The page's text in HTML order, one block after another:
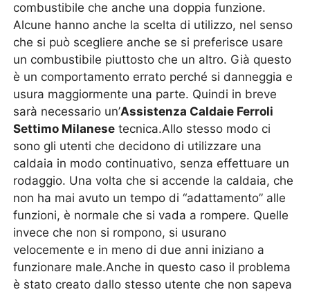
combustibile che anche una doppia funzione.
Alcune hanno anche la scelta di utilizzo, nel senso
che si può scegliere anche se si preferisce usare
un combustibile piuttosto che un altro. Già questo
è un comportamento errato perché si danneggia e
usura maggiormente una parte. Quindi in breve
sarà necessario un’Assistenza Caldaie Ferroli
Settimo Milanese tecnica.Allo stesso modo ci
sono gli utenti che decidono di utilizzare una
caldaia in modo continuativo, senza effettuare un
rodaggio. Una volta che si accende la caldaia, che
non ha mai avuto un tempo di “adattamento” alle
funzioni, è normale che si vada a rompere. Quelle
invece che non si rompono, si usurano
velocemente e in meno di due anni iniziano a
funzionare male.Anche in questo caso il problema
è stato creato dallo stesso utente che non sapeva